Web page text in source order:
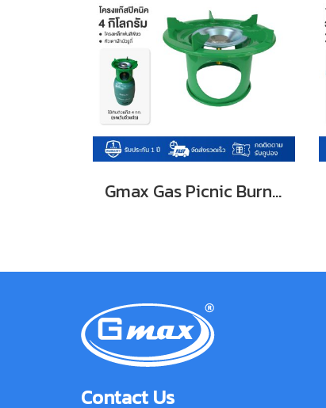
Gmax Gas Picnic Burner with Windscreen Green LTP-001
Contact Us